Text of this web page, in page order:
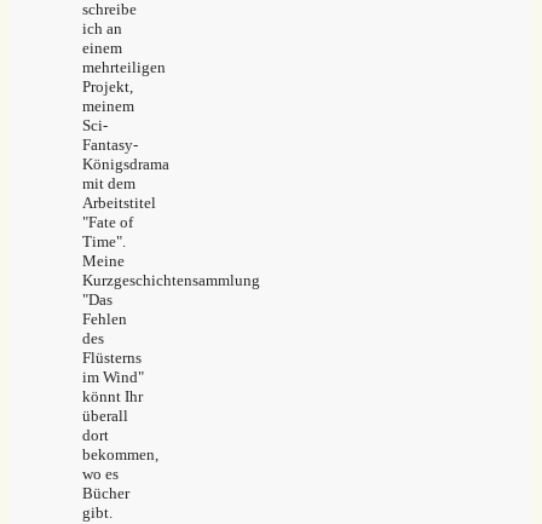
schreibe
ich an
einem
mehrteiligen
Projekt,
meinem
Sci-
Fantasy-
Königsdrama
mit dem
Arbeitstitel
"Fate of
Time".
Meine
Kurzgeschichtensammlung
"Das
Fehlen
des
Flüsterns
im Wind"
könnt Ihr
überall
dort
bekommen,
wo es
Bücher
gibt.